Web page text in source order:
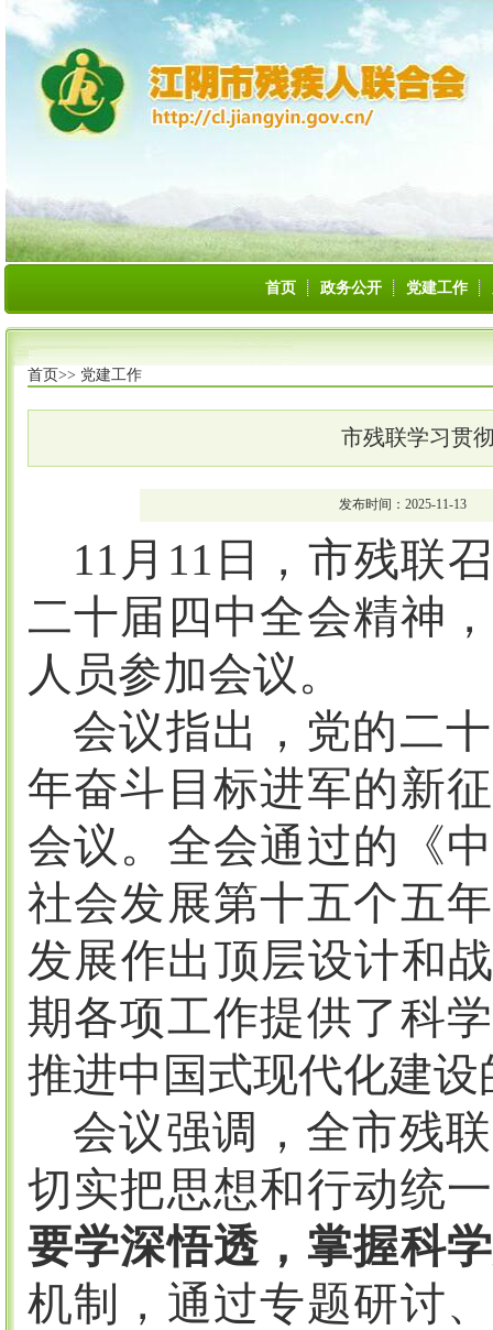
首页 政务公开 党建工作
首页>> 党建工作
市残联学习贯
发布时间：2025-11-13
11 月 11 日，市残联
二十届四中全会精神
人员参加会议。
会议指出，党的二
年奋斗目标进军的新
会议。全会通过的《
社会发展第十五个五
发展作出顶层设计和
期各项工作提供了科
推进中国式现代化建
会议强调，全市残
切实把思想和行动统
要学深悟透，掌握科
机制，通过专题研讨